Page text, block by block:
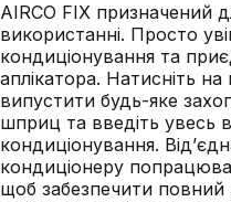
AIRCO FIX призначений
використанні. Просто
кондиціонування та
аплікатора. Натисніть
випустити будь-яке
шприц та введіть увесь
кондиціонування.
кондиціонеру
щоб забезпечити повний